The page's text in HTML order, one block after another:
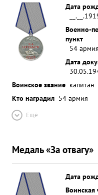
Дата
Военно-
пункт
54 армия
Дата
Воинское звание капитан
Кто наградил 54 армия
Ещё
Медаль «За отвагу»
Дата
Воинская